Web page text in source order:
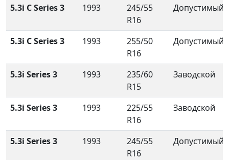
5.3i C Series 3 1993
245/55
R16
Допустимый
5.3i C Series 3 1993
255/50
R16
Допустимый
5.3i Series 3 1993
235/60
R15
Заводской
5.3i Series 3 1993
225/55
R16
Заводской
5.3i Series 3 1993
245/55
R16
Допустимый